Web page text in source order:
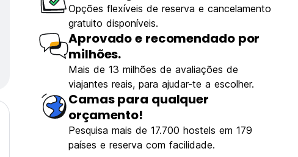
Opções flexíveis de reserva e cancelamento
gratuito disponíveis.
Aprovado e recomendado por
milhões.
Mais de 13 milhões de avaliações de
viajantes reais, para ajudar-te a escolher.
Camas para qualquer
orçamento!
Pesquisa mais de 17.700 hostels em 179
países e reserva com facilidade.